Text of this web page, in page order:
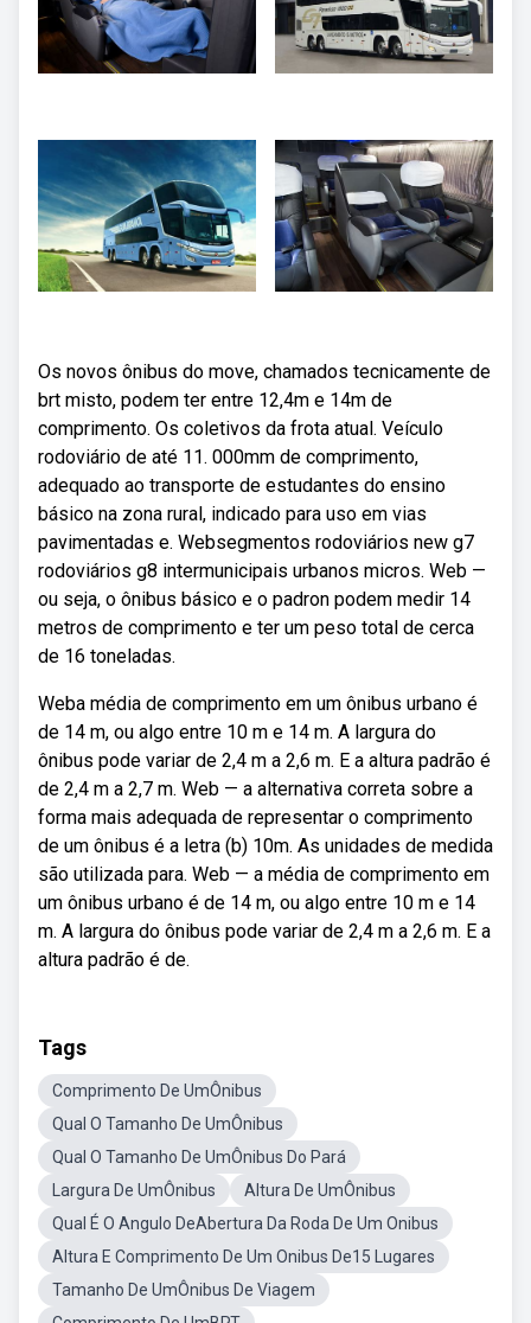
Os novos ônibus do move, chamados tecnicamente de
brt misto, podem ter entre 12,4m e 14m de
comprimento. Os coletivos da frota atual. Veículo
rodoviário de até 11. 000mm de comprimento,
adequado ao transporte de estudantes do ensino
básico na zona rural, indicado para uso em vias
pavimentadas e. Websegmentos rodoviários new g7
rodoviários g8 intermunicipais urbanos micros. Web —
ou seja, o ônibus básico e o padron podem medir 14
metros de comprimento e ter um peso total de cerca
de 16 toneladas.
Weba média de comprimento em um ônibus urbano é
de 14 m, ou algo entre 10 m e 14 m. A largura do
ônibus pode variar de 2,4 m a 2,6 m. E a altura padrão é
de 2,4 m a 2,7 m. Web — a alternativa correta sobre a
forma mais adequada de representar o comprimento
de um ônibus é a letra (b) 10m. As unidades de medida
são utilizada para. Web — a média de comprimento em
um ônibus urbano é de 14 m, ou algo entre 10 m e 14
m. A largura do ônibus pode variar de 2,4 m a 2,6 m. E a
altura padrão é de.
Tags
Comprimento De UmÔnibus
Qual O Tamanho De UmÔnibus
Qual O Tamanho De UmÔnibus Do Pará
Largura De UmÔnibus
Altura De UmÔnibus
Qual É O Angulo DeAbertura Da Roda De Um Onibus
Altura E Comprimento De Um Onibus De15 Lugares
Tamanho De UmÔnibus De Viagem